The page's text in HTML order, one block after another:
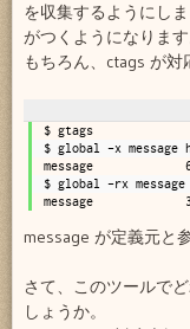
を収集するようにし
がつくようになります
もちろん、ctags が対
$ gtags
$ global -x message
message
$ global -rx
message
message が定義元と
さて、このツールで
しょうか。